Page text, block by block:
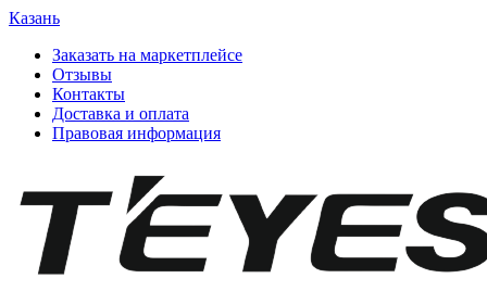
Казань
Заказать на маркетплейсе
Отзывы
Контакты
Доставка и оплата
Правовая информация